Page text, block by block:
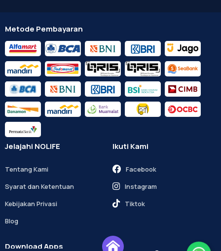
Metode Pembayaran
Jelajahi NOLIFE
Tentang Kami
Syarat dan Ketentuan
Kebijakan Privasi
Blog
Ikuti Kami
Facebook
Instagram
Tiktok
Download Apps